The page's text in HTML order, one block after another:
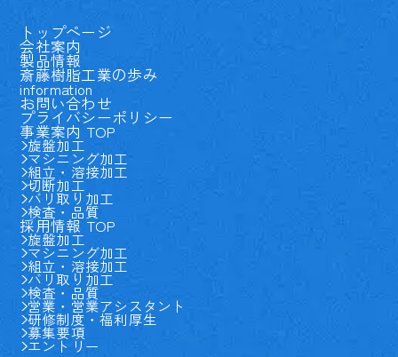
トップページ
会社案内
製品情報
斎藤樹脂工業の歩み
information
お問い合わせ
プライバシーポリシー
事業案内 TOP
旋盤加工
マシニング加工
組立・溶接加工
切断加工
バリ取り加工
検査・品質
採用情報 TOP
旋盤加工
マシニング加工
組立・溶接加工
バリ取り加工
検査・品質
営業・営業アシスタント
研修制度・福利厚生
募集要項
エントリー